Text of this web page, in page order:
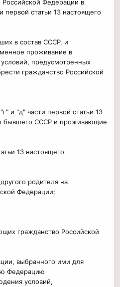
Российской Федерации в
статьи 13 настоящего
в состав СССР, и
проживание в
предусмотренных
гражданство Российской
и "д" части первой статьи 13
бывшего СССР и проживающие
13 настоящего
родителя на
Федерации;
гражданство Российской
выбранного ими для
Федерацию
условий,